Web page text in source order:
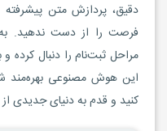
دقیق، پردازش متن
مراحل ثبت‌نام را دنبال کرده
کنید و قدم به دنیای جدیدی